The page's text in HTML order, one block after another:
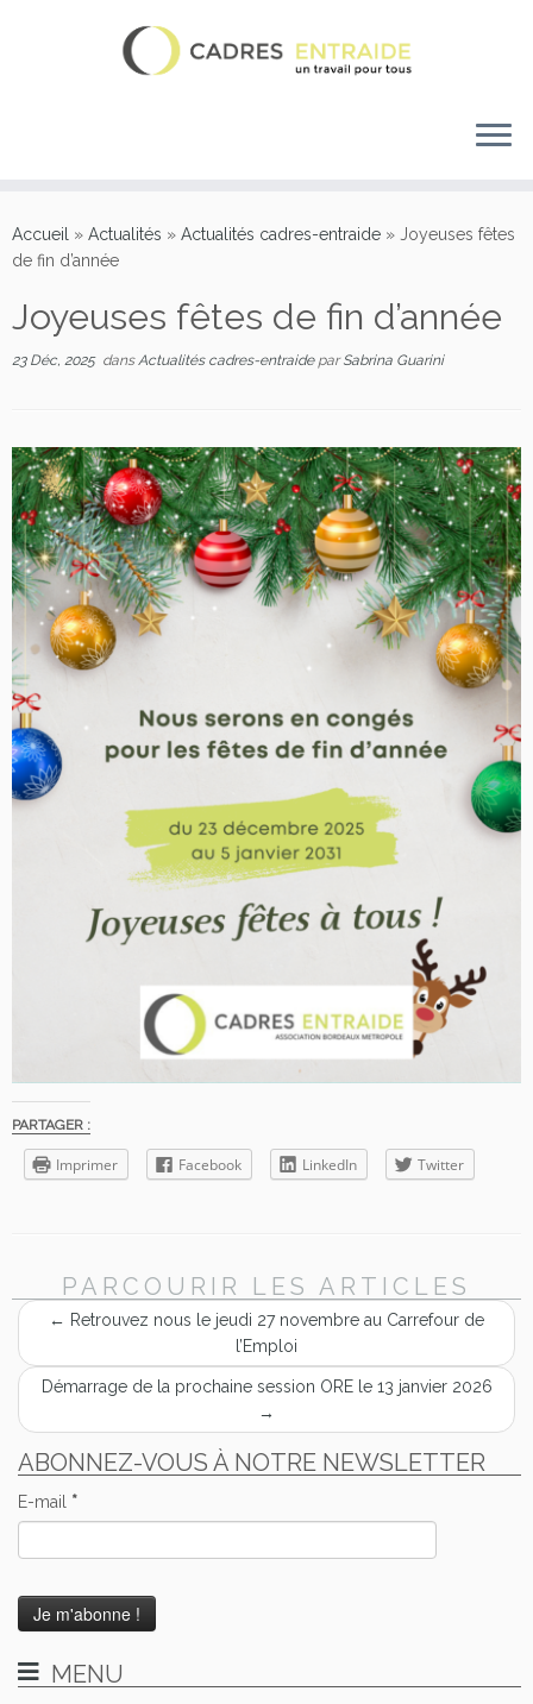
Accueil » Actualités » Actualités cadres-entraide » Joyeuses fêtes
de fin d’année
Joyeuses fêtes de fin d’année
23 Déc, 2025dansActualités cadres-entraide parSabrina Guarini
PARTAGER :
Imprimer Facebook LinkedIn Twitter
PARCOURIR LES ARTICLES
← Retrouvez nous le jeudi 27 novembre au Carrefour de
l’Emploi
Démarrage de la prochaine session ORE le 13 janvier 2026
→
ABONNEZ-VOUS À NOTRE NEWSLETTER
E-mail *
MENU